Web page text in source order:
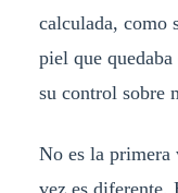
calculada, como
piel que
su control sobre
No es la primera
vez es diferente.